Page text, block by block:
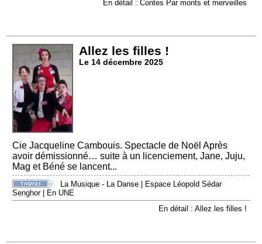
En détail : Contes Par monts et merveilles
Allez les filles !
Le 14 décembre 2025
Cie Jacqueline Cambouis. Spectacle de Noël Après
avoir démissionné… suite à un licenciement, Jane, Juju,
Mag et Béné se lancent...
La Musique - La Danse | Espace Léopold Sédar
Senghor| En UNE
En détail : Allez les filles !